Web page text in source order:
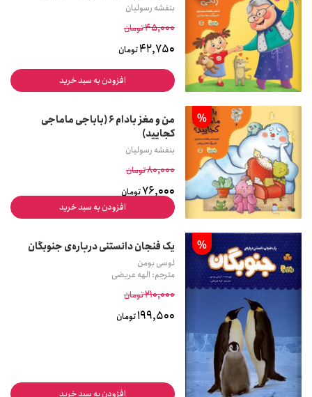
بنفشه رسولیان
45,000تومان
42,750تومان
افزودن به سبد خرید
%
من و مغز بادام 6 (باباجی ماماجی
کجایید)
بنفشه رسولیان
80,000تومان
76,000تومان
افزودن به سبد خرید
% یک فنجان دانستنی درباره‌ی جنوبگان
لوسی بومن
مترجم: الهه عریضی
210,000تومان
199,500تومان
افزودن به سبد خرید